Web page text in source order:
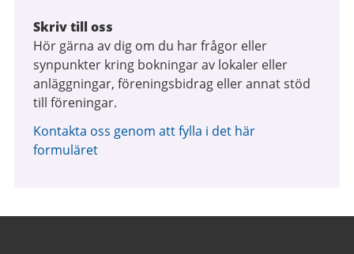
Skriv till oss
Hör gärna av dig om du har frågor eller
synpunkter kring bokningar av lokaler eller
anläggningar, föreningsbidrag eller annat stöd
till föreningar.
Kontakta oss genom att fylla i det här
formuläret